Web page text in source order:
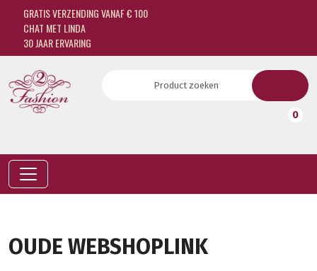
GRATIS VERZENDING VANAF € 100
CHAT MET LINDA
30 JAAR ERVARING
0
OUDE WEBSHOPLINK